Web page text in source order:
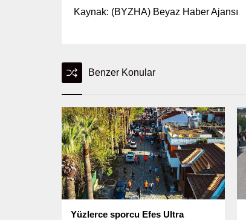
Kaynak: (BYZHA) Beyaz Haber Ajansı
Benzer Konular
Yüzlerce sporcu Efes Ultra